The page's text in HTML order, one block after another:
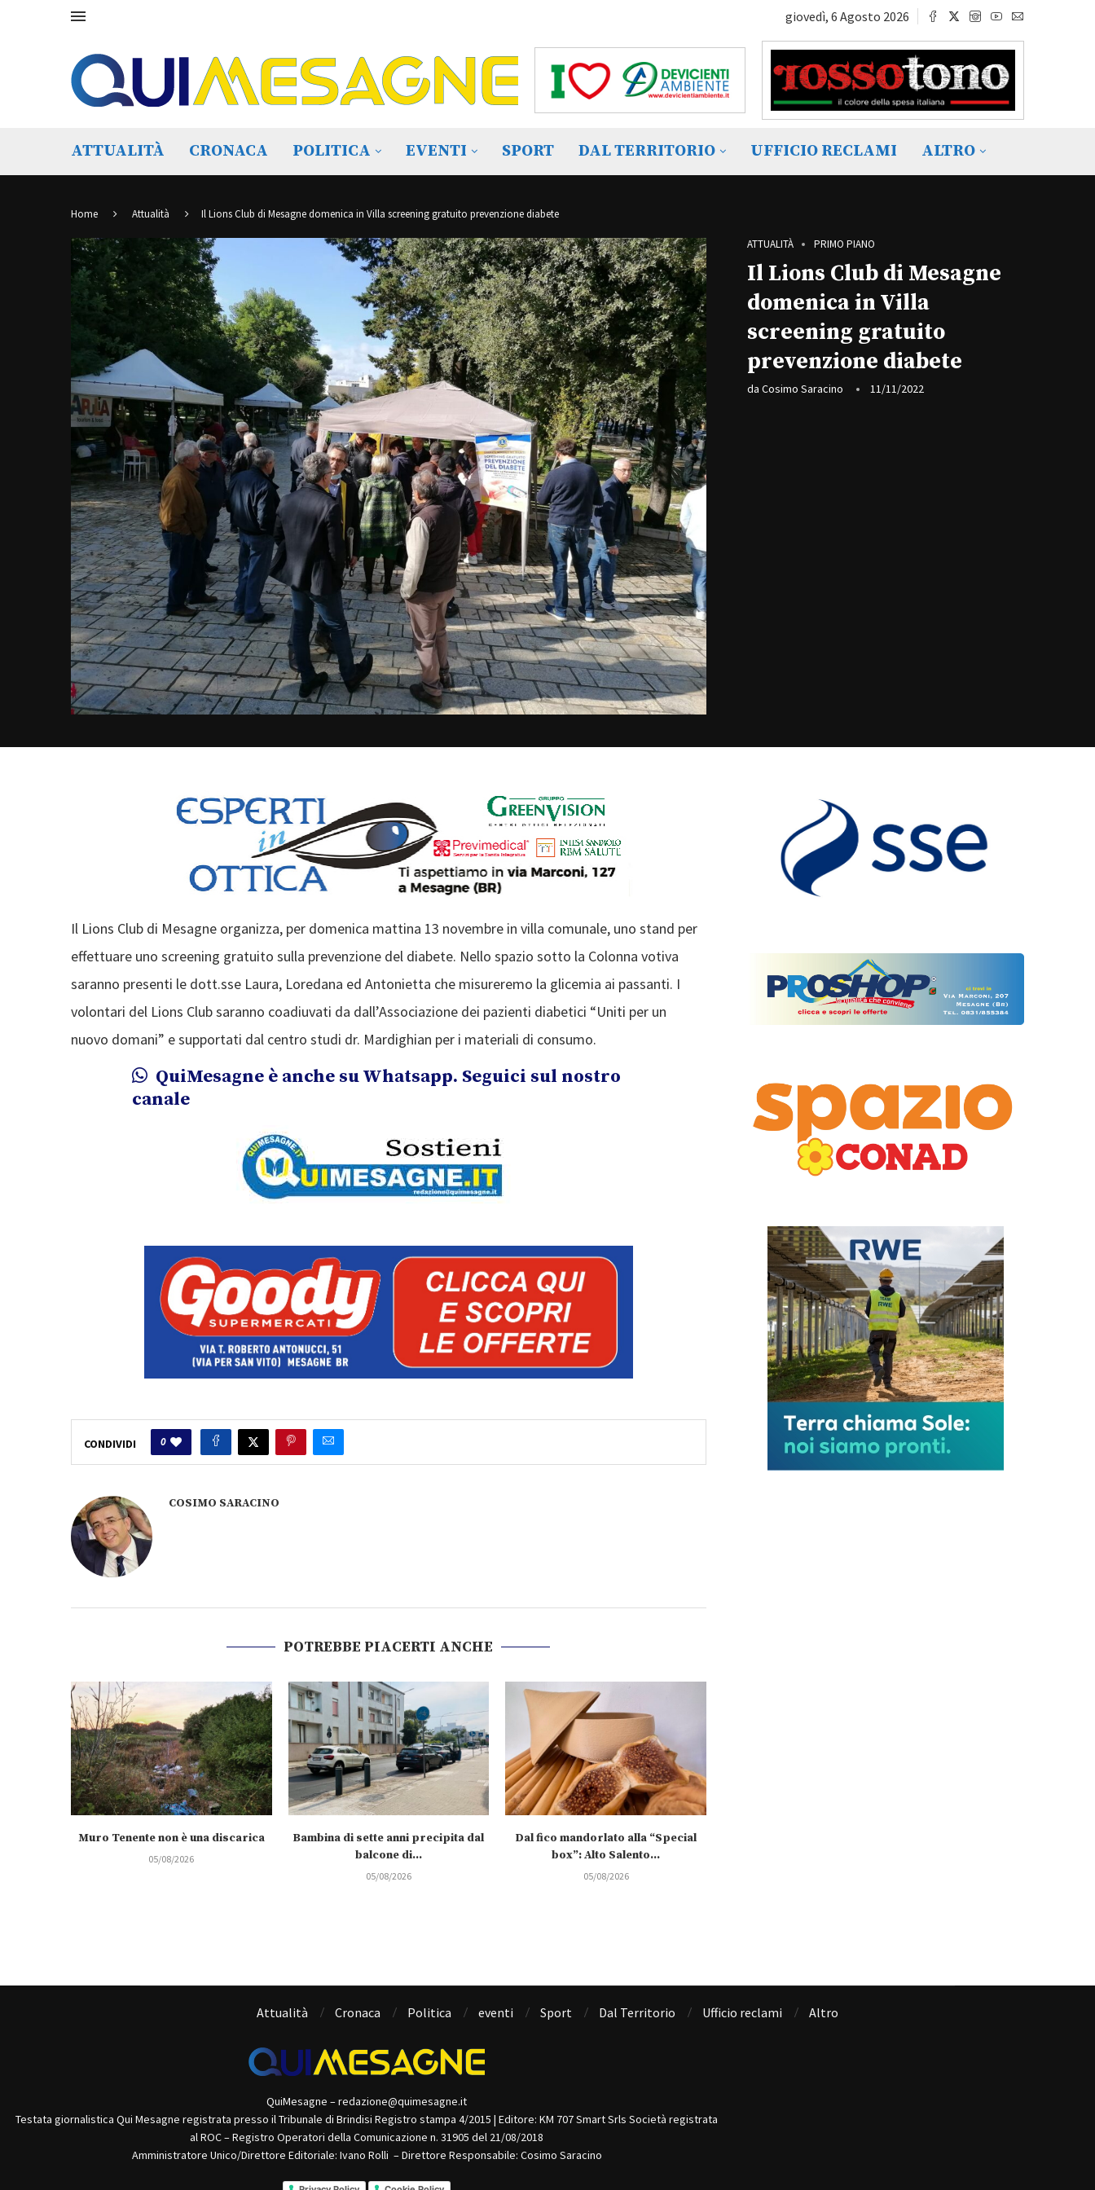
giovedì, 6 Agosto 2026
ATTUALITÀ CRONACA POLITICA EVENTI SPORT DAL TERRITORIO UFFICIO RECLAMI ALTRO
Home Attualità Il Lions Club di Mesagne domenica in Villa screening gratuito prevenzione diabete
ATTUALITÀ PRIMO PIANO
Il Lions Club di Mesagne
domenica in Villa
screening gratuito
prevenzione diabete
da Cosimo Saracino 11/11/2022
Il Lions Club di Mesagne organizza, per domenica mattina 13 novembre in villa comunale, uno stand per
effettuare uno screening gratuito sulla prevenzione del diabete. Nello spazio sotto la Colonna votiva
saranno presenti le dott.sse Laura, Loredana ed Antonietta che misureremo la glicemia ai passanti. I
volontari del Lions Club saranno coadiuvati da dall’Associazione dei pazienti diabetici “Uniti per un
nuovo domani” e supportati dal centro studi dr. Mardighian per i materiali di consumo.
QuiMesagne è anche su Whatsapp. Seguici sul nostro
canale
CONDIVIDI 0
COSIMO SARACINO
POTREBBE PIACERTI ANCHE
Muro Tenente non è una discarica
05/08/2026
Bambina di sette anni precipita dal
balcone di...
05/08/2026
Dal fico mandorlato alla “Special
box”: Alto Salento...
05/08/2026
Attualità Cronaca Politica eventi Sport Dal Territorio Ufficio reclami Altro
QuiMesagne – redazione@quimesagne.it
Testata giornalistica Qui Mesagne registrata presso il Tribunale di Brindisi Registro stampa 4/2015 | Editore: KM 707 Smart Srls Società registrata
al ROC – Registro Operatori della Comunicazione n. 31905 del 21/08/2018
Amministratore Unico/Direttore Editoriale: Ivano Rolli – Direttore Responsabile: Cosimo Saracino